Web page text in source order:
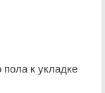
пола к укладке